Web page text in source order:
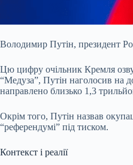
Володимир Путін, президент
Цю цифру очільник Кремля
“Медуза”, Путін наголосив на
направлено близько 1,3
Окрім того, Путін назвав
“референдумі” під тиском.
Контекст і реалії